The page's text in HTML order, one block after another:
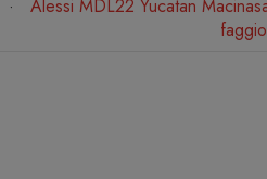
Alessi MDL22 Yucatan
faggio